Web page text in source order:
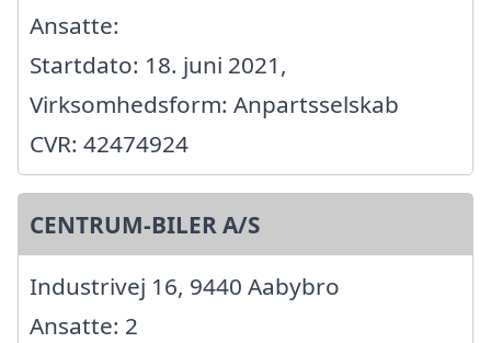
Ansatte:
Startdato: 18. juni 2021,
Virksomhedsform: Anpartsselskab
CVR: 42474924
CENTRUM-BILER A/S
Industrivej 16, 9440 Aabybro
Ansatte: 2